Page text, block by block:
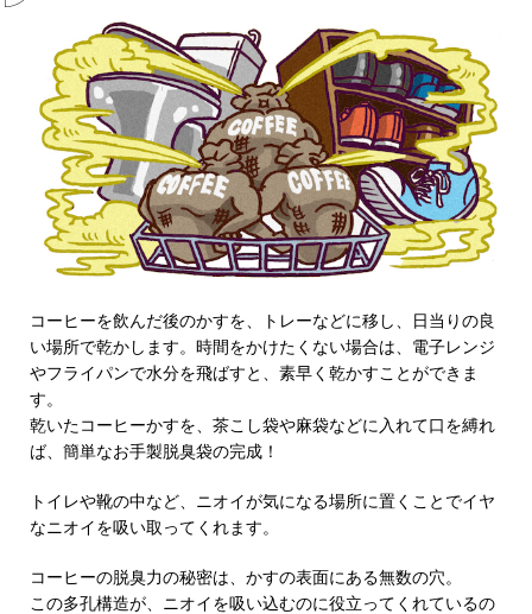
コーヒーを飲んだ後のかすを、トレーなどに移し、日当りの良
い場所で乾かします。時間をかけたくない場合は、電子レンジ
やフライパンで水分を飛ばすと、素早く乾かすことができま
す。
乾いたコーヒーかすを、茶こし袋や麻袋などに入れて口を縛れ
ば、簡単なお手製脱臭袋の完成！
トイレや靴の中など、ニオイが気になる場所に置くことでイヤ
なニオイを吸い取ってくれます。
コーヒーの脱臭力の秘密は、かすの表面にある無数の穴。
この多孔構造が、ニオイを吸い込むのに役立ってくれているの